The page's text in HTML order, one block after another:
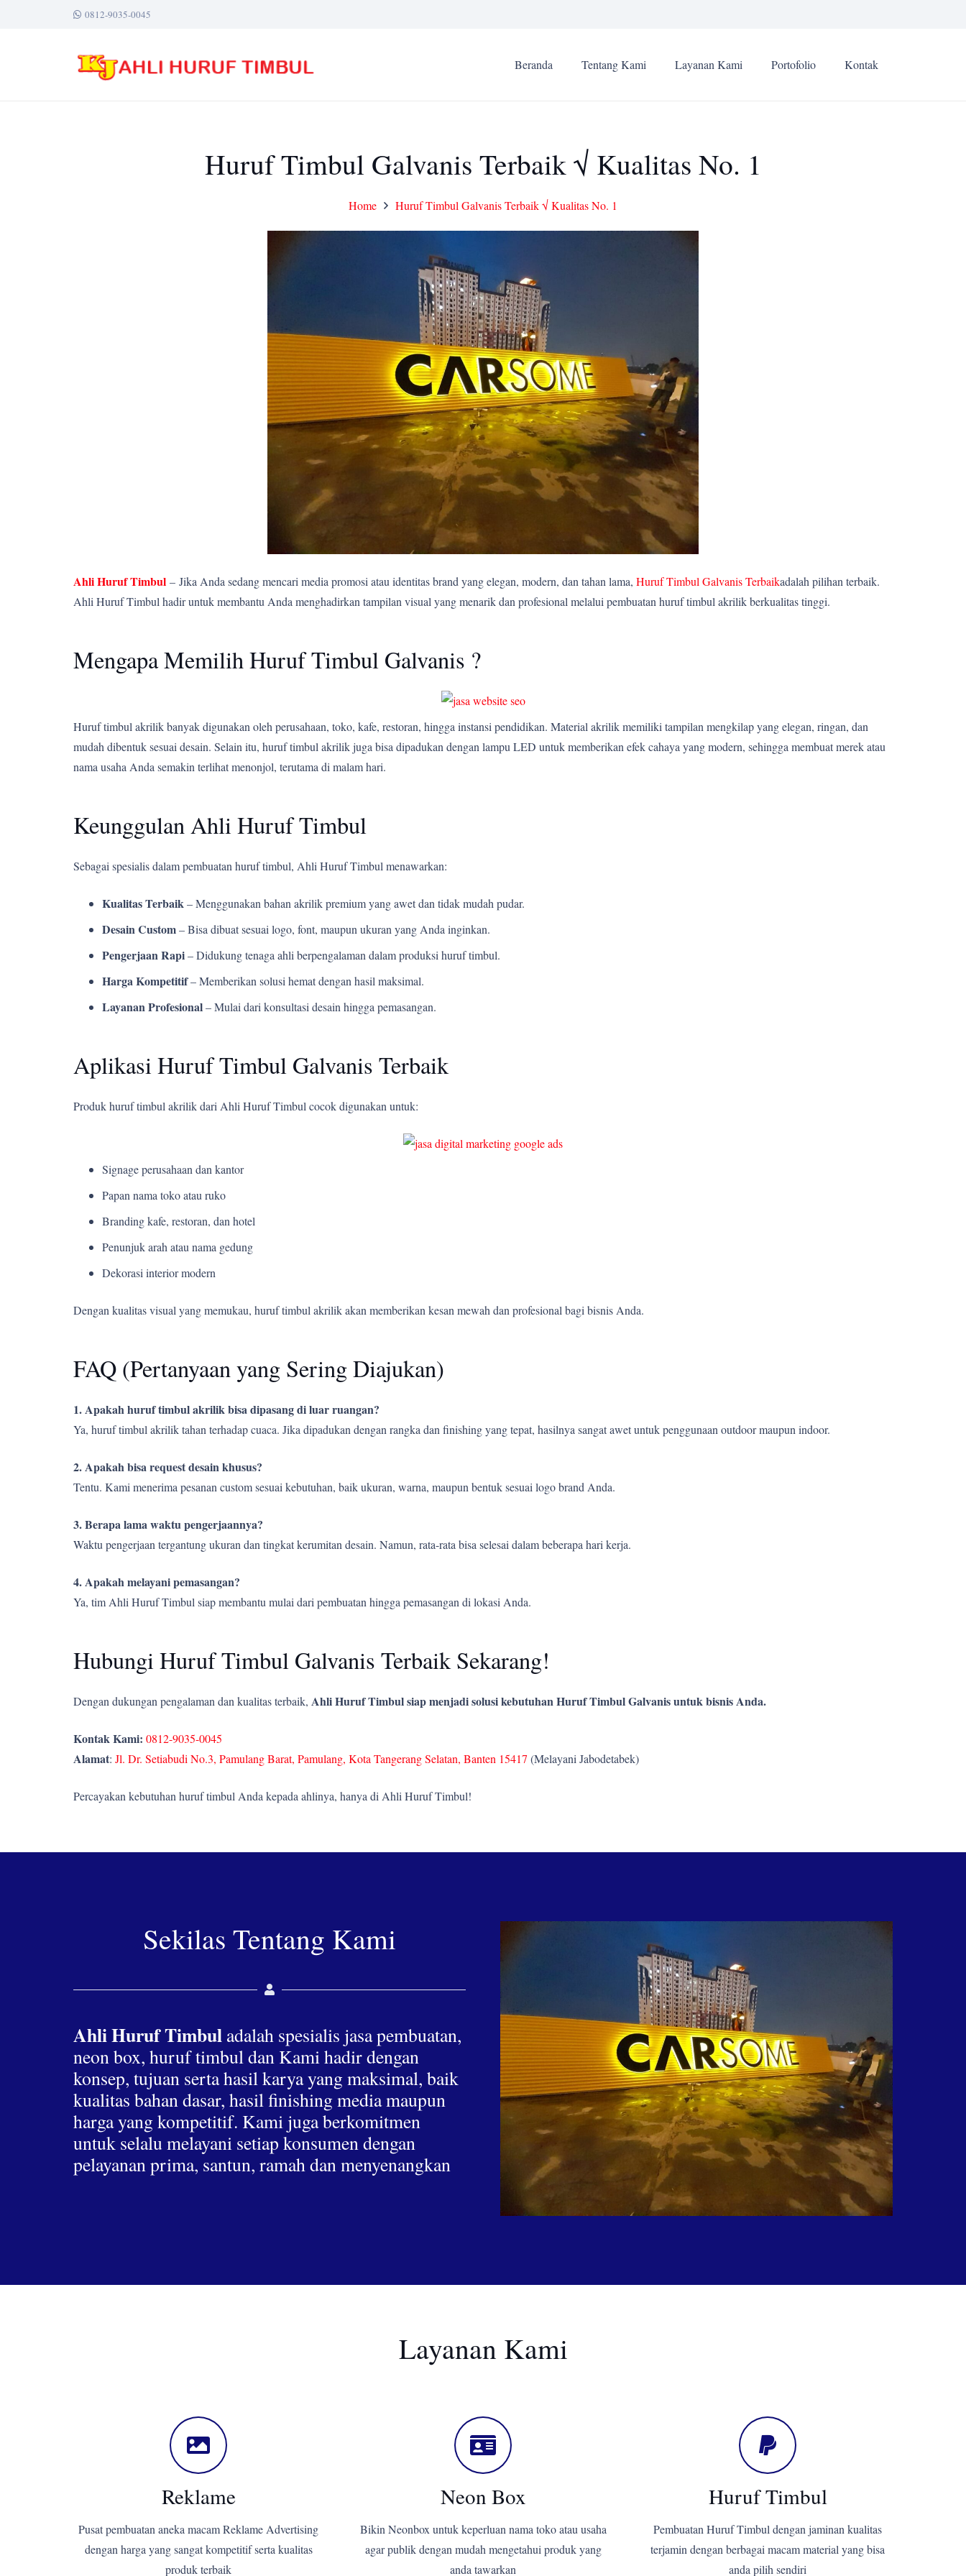
0812-9035-0045
Beranda Tentang Kami Layanan Kami Portofolio Kontak
Huruf Timbul Galvanis Terbaik √ Kualitas No. 1
Home Huruf Timbul Galvanis Terbaik √ Kualitas No. 1
Ahli Huruf Timbul – Jika Anda sedang mencari media promosi atau identitas brand yang elegan, modern, dan tahan lama, Huruf Timbul Galvanis Terbaikadalah pilihan terbaik.
Ahli Huruf Timbul hadir untuk membantu Anda menghadirkan tampilan visual yang menarik dan profesional melalui pembuatan huruf timbul akrilik berkualitas tinggi.
Mengapa Memilih Huruf Timbul Galvanis ?
Huruf timbul akrilik banyak digunakan oleh perusahaan, toko, kafe, restoran, hingga instansi pendidikan. Material akrilik memiliki tampilan mengkilap yang elegan, ringan, dan
mudah dibentuk sesuai desain. Selain itu, huruf timbul akrilik juga bisa dipadukan dengan lampu LED untuk memberikan efek cahaya yang modern, sehingga membuat merek atau
nama usaha Anda semakin terlihat menonjol, terutama di malam hari.
Keunggulan Ahli Huruf Timbul
Sebagai spesialis dalam pembuatan huruf timbul, Ahli Huruf Timbul menawarkan:
Kualitas Terbaik– Menggunakan bahan akrilik premium yang awet dan tidak mudah pudar.
Desain Custom– Bisa dibuat sesuai logo, font, maupun ukuran yang Anda inginkan.
Pengerjaan Rapi– Didukung tenaga ahli berpengalaman dalam produksi huruf timbul.
Harga Kompetitif– Memberikan solusi hemat dengan hasil maksimal.
Layanan Profesional– Mulai dari konsultasi desain hingga pemasangan.
Aplikasi Huruf Timbul Galvanis Terbaik
Produk huruf timbul akrilik dari Ahli Huruf Timbul cocok digunakan untuk:
Signage perusahaan dan kantor
Papan nama toko atau ruko
Branding kafe, restoran, dan hotel
Penunjuk arah atau nama gedung
Dekorasi interior modern
Dengan kualitas visual yang memukau, huruf timbul akrilik akan memberikan kesan mewah dan profesional bagi bisnis Anda.
FAQ (Pertanyaan yang Sering Diajukan)
1. Apakah huruf timbul akrilik bisa dipasang di luar ruangan?
Ya, huruf timbul akrilik tahan terhadap cuaca. Jika dipadukan dengan rangka dan finishing yang tepat, hasilnya sangat awet untuk penggunaan outdoor maupun indoor.
2. Apakah bisa request desain khusus?
Tentu. Kami menerima pesanan custom sesuai kebutuhan, baik ukuran, warna, maupun bentuk sesuai logo brand Anda.
3. Berapa lama waktu pengerjaannya?
Waktu pengerjaan tergantung ukuran dan tingkat kerumitan desain. Namun, rata-rata bisa selesai dalam beberapa hari kerja.
4. Apakah melayani pemasangan?
Ya, tim Ahli Huruf Timbul siap membantu mulai dari pembuatan hingga pemasangan di lokasi Anda.
Hubungi Huruf Timbul Galvanis Terbaik Sekarang!
Dengan dukungan pengalaman dan kualitas terbaik, Ahli Huruf Timbul siap menjadi solusi kebutuhan Huruf Timbul Galvanis untuk bisnis Anda.
Kontak Kami: 0812-9035-0045
Alamat: Jl. Dr. Setiabudi No.3, Pamulang Barat, Pamulang, Kota Tangerang Selatan, Banten 15417 (Melayani Jabodetabek)
Percayakan kebutuhan huruf timbul Anda kepada ahlinya, hanya di Ahli Huruf Timbul!
Sekilas Tentang Kami
Ahli Huruf Timbul adalah spesialis jasa pembuatan,
neon box, huruf timbul dan Kami hadir dengan
konsep, tujuan serta hasil karya yang maksimal, baik
kualitas bahan dasar, hasil finishing media maupun
harga yang kompetitif. Kami juga berkomitmen
untuk selalu melayani setiap konsumen dengan
pelayanan prima, santun, ramah dan menyenangkan
Layanan Kami
Reklame
Pusat pembuatan aneka macam Reklame Advertising
dengan harga yang sangat kompetitif serta kualitas
produk terbaik
Neon Box
Bikin Neonbox untuk keperluan nama toko atau usaha
agar publik dengan mudah mengetahui produk yang
anda tawarkan
Huruf Timbul
Pembuatan Huruf Timbul dengan jaminan kualitas
terjamin dengan berbagai macam material yang bisa
anda pilih sendiri